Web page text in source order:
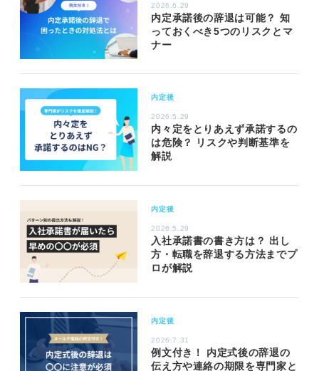
2026.6.29
内定承諾後の辞退は可能？ 知
っておくべき5つのリスクとマ
ナー
内定後
2026.5.29
内々定をとりあえず承諾するの
は危険？ リスクや判断基準を
解説
内定後
2026.5.29
入社承諾書の書き方は？ 出し
方・転職を辞退する方法までプ
ロが解説
内定後
2026.7.31
例文付き！ 内定式後の辞退の
伝え方や連絡の期限を専門家と